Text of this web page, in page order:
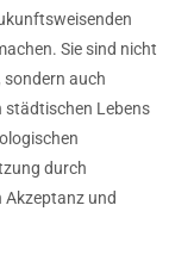
Sie sind nicht
auch
städtischen Lebens
durch
und